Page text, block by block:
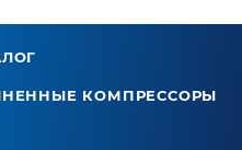
КОМПРЕССОРЫ